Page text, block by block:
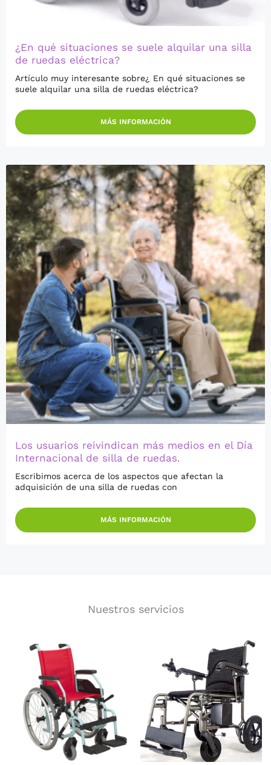
¿En qué situaciones se suele alquilar una silla
de ruedas eléctrica?
Artículo muy interesante sobre¿ En qué situaciones se
suele alquilar una silla de ruedas eléctrica?
MÁS INFORMACIÓN
Los usuarios reivindican más medios en el Día
Internacional de silla de ruedas.
Escribimos acerca de los aspectos que afectan la
adquisición de una silla de ruedas con
MÁS INFORMACIÓN
Nuestros servicios